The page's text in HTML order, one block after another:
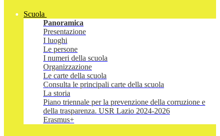
Scuola
Panoramica
Presentazione
I luoghi
Le persone
I numeri della scuola
Organizzazione
Le carte della scuola
Consulta le principali carte della scuola
La storia
Piano triennale per la prevenzione della corruzione e
della trasparenza. USR Lazio 2024-2026
Erasmus+